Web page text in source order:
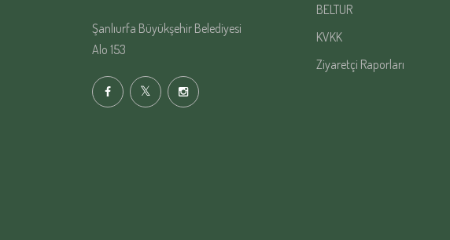
Şanlıurfa Büyükşehir Belediyesi
Alo 153
BELTUR
KVKK
Ziyaretçi Raporları